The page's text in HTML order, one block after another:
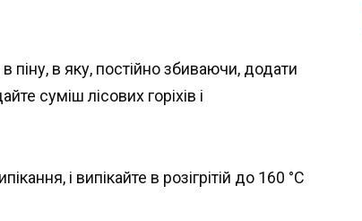
піну, в яку, постійно збиваючи, додати
суміш лісових горіхів і
і випікайте в розігрітій до 160 °C